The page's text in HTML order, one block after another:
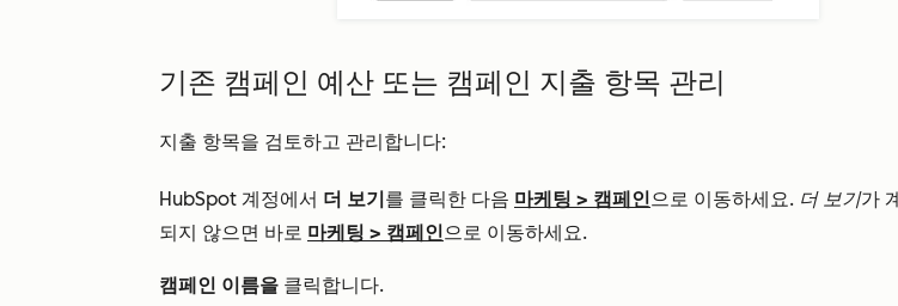
기존 캠페인 예산 또는 캠페인 지출 항목 관리
지출 항목을 검토하고 관리합니다:
HubSpot 계정에서 더 보기를 클릭한 다음 마케팅 > 캠페인으로 이동하세요. 더 보기가
되지 않으면 바로 마케팅 > 캠페인으로 이동하세요.
캠페인 이름을 클릭합니다.